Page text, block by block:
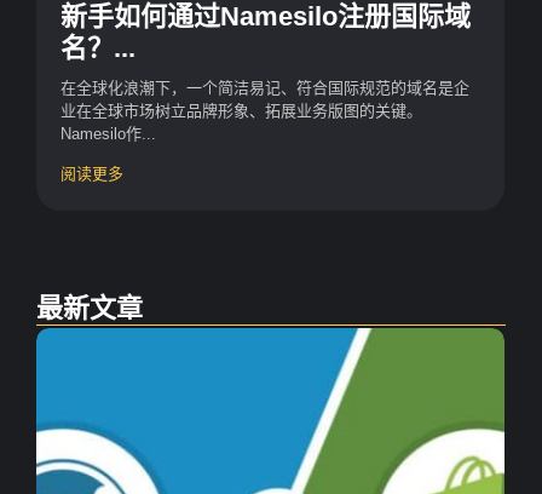
新手如何通过Namesilo注册国际域
名？...
在全球化浪潮下，一个简洁易记、符合国际规范的域名是企
业在全球市场树立品牌形象、拓展业务版图的关键。
Namesilo作...
阅读更多
最新文章